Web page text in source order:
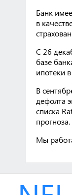
Банк
в
С 26
базе
ипотеки
В
дефолта
списка
прогноза.
Мы